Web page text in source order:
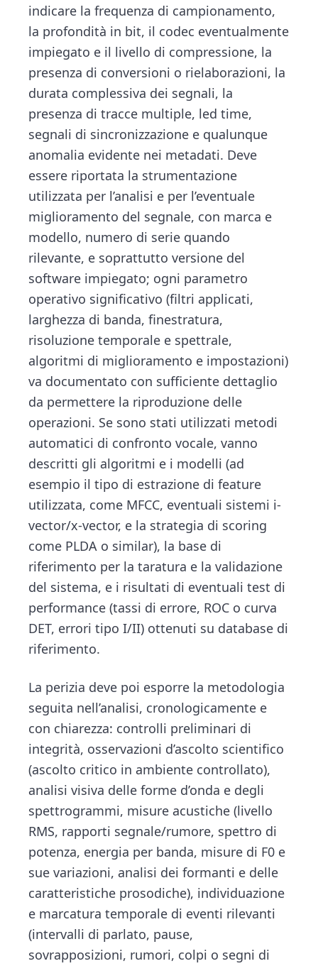
indicare la frequenza di campionamento,
la profondità in bit, il codec eventualmente
impiegato e il livello di compressione, la
presenza di conversioni o rielaborazioni, la
durata complessiva dei segnali, la
presenza di tracce multiple, led time,
segnali di sincronizzazione e qualunque
anomalia evidente nei metadati. Deve
essere riportata la strumentazione
utilizzata per l’analisi e per l’eventuale
miglioramento del segnale, con marca e
modello, numero di serie quando
rilevante, e soprattutto versione del
software impiegato; ogni parametro
operativo significativo (filtri applicati,
larghezza di banda, finestratura,
risoluzione temporale e spettrale,
algoritmi di miglioramento e impostazioni)
va documentato con sufficiente dettaglio
da permettere la riproduzione delle
operazioni. Se sono stati utilizzati metodi
automatici di confronto vocale, vanno
descritti gli algoritmi e i modelli (ad
esempio il tipo di estrazione di feature
utilizzata, come MFCC, eventuali sistemi i-
vector/x-vector, e la strategia di scoring
come PLDA o similar), la base di
riferimento per la taratura e la validazione
del sistema, e i risultati di eventuali test di
performance (tassi di errore, ROC o curva
DET, errori tipo I/II) ottenuti su database di
riferimento.
La perizia deve poi esporre la metodologia
seguita nell’analisi, cronologicamente e
con chiarezza: controlli preliminari di
integrità, osservazioni d’ascolto scientifico
(ascolto critico in ambiente controllato),
analisi visiva delle forme d’onda e degli
spettrogrammi, misure acustiche (livello
RMS, rapporti segnale/rumore, spettro di
potenza, energia per banda, misure di F0 e
sue variazioni, analisi dei formanti e delle
caratteristiche prosodiche), individuazione
e marcatura temporale di eventi rilevanti
(intervalli di parlato, pause,
sovrapposizioni, rumori, colpi o segni di